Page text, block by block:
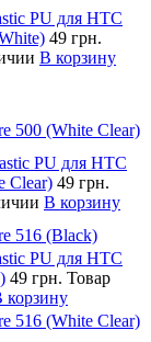
PU для HTC
49 грн.
В корзину
500 (White Clear)
PU для HTC
Clear) 49 грн.
В корзину
516 (Black)
PU для HTC
49 грн. Товар
корзину
516 (White Clear)